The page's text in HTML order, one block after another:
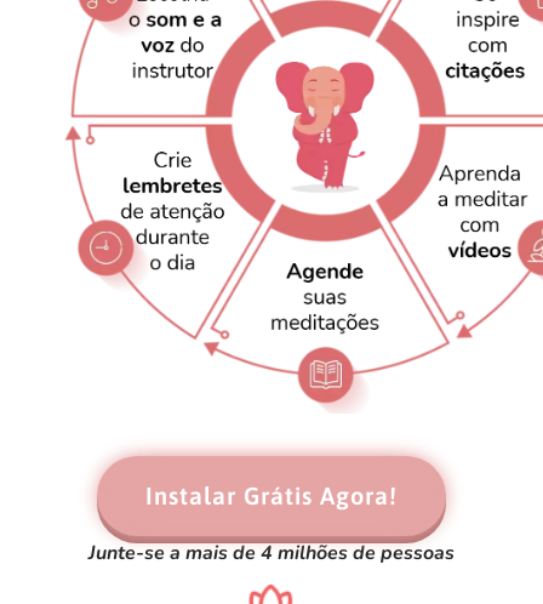
Instalar Grátis Agora!
Junte-se a mais de 4 milhões de pessoas